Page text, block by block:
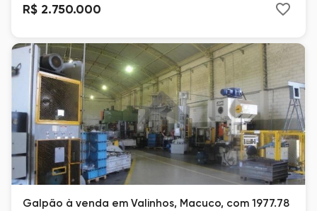
R$ 2.750.000
Galpão à venda em Valinhos, Macuco, com 1977.78